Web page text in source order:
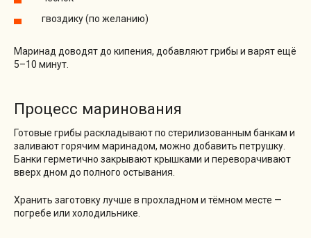
гвоздику (по желанию)
Маринад доводят до кипения, добавляют грибы и варят ещё
5–10 минут.
Процесс маринования
Готовые грибы раскладывают по стерилизованным банкам и
заливают горячим маринадом, можно добавить петрушку.
Банки герметично закрывают крышками и переворачивают
вверх дном до полного остывания.
Хранить заготовку лучше в прохладном и тёмном месте —
погребе или холодильнике.